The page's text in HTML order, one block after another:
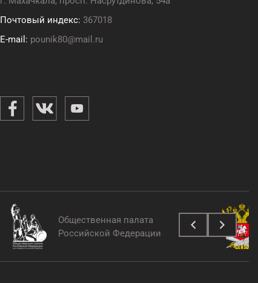
Почтовый индекс: 367018
E-mail: pounik80@mail.ru
Общественная палата
Российской Федерации